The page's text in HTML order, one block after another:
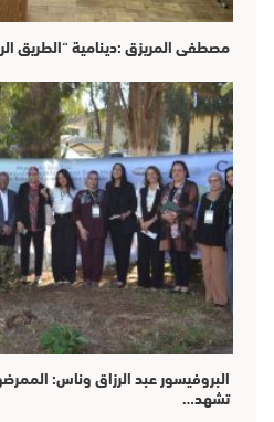
مصطفى المريزق :دينامية “الطريق
البروفيسور عبد الرزاق وناس:
تشهد…